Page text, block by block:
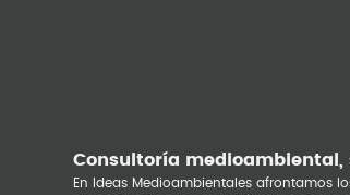
Consultoría medioambiental,
En Ideas Medioambientales afrontamos